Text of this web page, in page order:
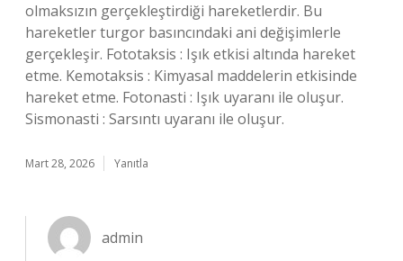
olmaksızın gerçekleştirdiği hareketlerdir. Bu
hareketler turgor basıncındaki ani değişimlerle
gerçekleşir. Fototaksis : Işık etkisi altında hareket
etme. Kemotaksis : Kimyasal maddelerin etkisinde
hareket etme. Fotonasti : Işık uyaranı ile oluşur.
Sismonasti : Sarsıntı uyaranı ile oluşur.
Mart 28, 2026 Yanıtla
admin